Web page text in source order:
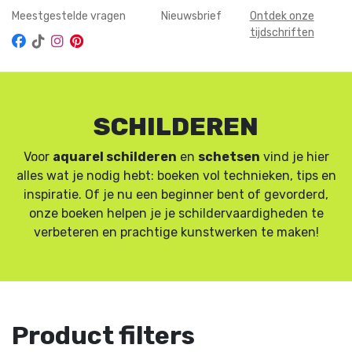
Meestgestelde vragen Nieuwsbrief
Ontdek onze
tijdschriften
SCHILDEREN
Voor aquarel schilderen en schetsen vind je hier
alles wat je nodig hebt: boeken vol technieken, tips en
inspiratie. Of je nu een beginner bent of gevorderd,
onze boeken helpen je je schildervaardigheden te
verbeteren en prachtige kunstwerken te maken!
Product filters